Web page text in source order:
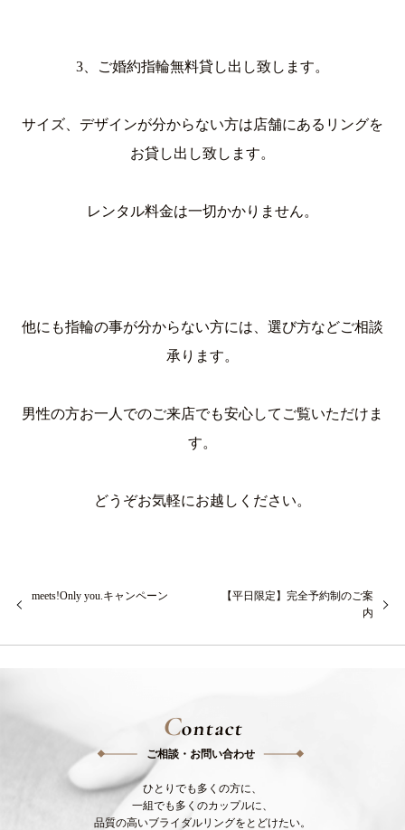
3、ご婚約指輪無料貸し出し致します。
サイズ、デザインが分からない方は店舗にあるリングを
お貸し出し致します。
レンタル料金は一切かかりません。
他にも指輪の事が分からない方には、選び方などご相談
承ります。
男性の方お一人でのご来店でも安心してご覧いただけま
す。
どうぞお気軽にお越しください。
meets!Only you.キャンペーン
【平日限定】完全予約制のご案
内
Contact
ご相談・お問い合わせ
ひとりでも多くの方に、
一組でも多くのカップルに、
品質の高いブライダルリングをとどけたい。